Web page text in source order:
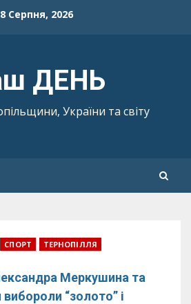
8 Серпня, 2026
ДЕНЬ
України та світу
СПОРТ ТЕРНОПІЛЛЯ
Меркушина та
“золото” і